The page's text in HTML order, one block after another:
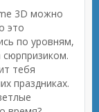
3D можно
это
по уровням,
тебя
праздниках.